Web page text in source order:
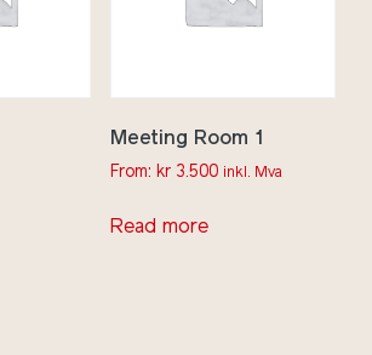
Meeting Room 1
From: kr3.500 inkl. Mva
Read more